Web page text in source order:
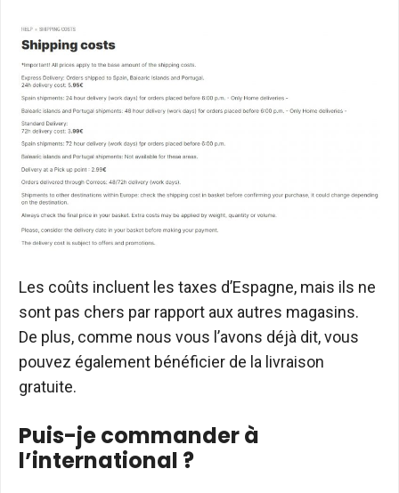
Les coûts incluent les taxes d’Espagne, mais ils ne
sont pas chers par rapport aux autres magasins.
De plus, comme nous vous l’avons déjà dit, vous
pouvez également bénéficier de la livraison
gratuite.
Puis-je commander à
l’international ?